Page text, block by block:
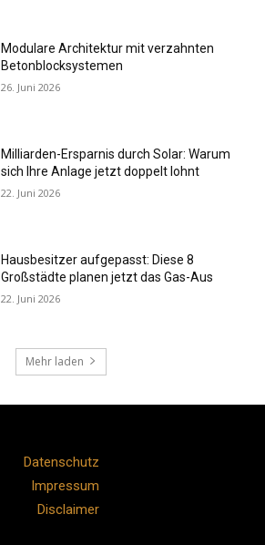
Modulare Architektur mit verzahnten
Betonblocksystemen
26. Juni 2026
Milliarden-Ersparnis durch Solar: Warum
sich Ihre Anlage jetzt doppelt lohnt
22. Juni 2026
Hausbesitzer aufgepasst: Diese 8
Großstädte planen jetzt das Gas-Aus
22. Juni 2026
Mehr laden
Datenschutz
Impressum
Disclaimer